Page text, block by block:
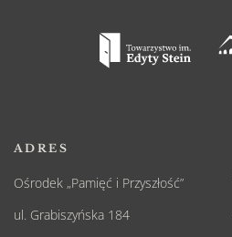
ADRES
Ośrodek „Pamięć i Przyszłość”
ul. Grabiszyńska 184